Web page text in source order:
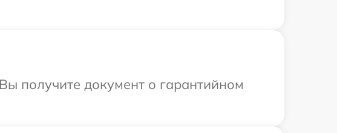
получите документ о гарантийном